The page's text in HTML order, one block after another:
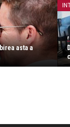
asta a